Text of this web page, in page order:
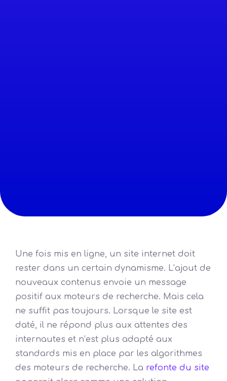
Une fois mis en ligne, un site internet doit
rester dans un certain dynamisme. L’ajout de
nouveaux contenus envoie un message
positif aux moteurs de recherche. Mais cela
ne suffit pas toujours. Lorsque le site est
daté, il ne répond plus aux attentes des
internautes et n’est plus adapté aux
standards mis en place par les algorithmes
des moteurs de recherche. La refonte du site